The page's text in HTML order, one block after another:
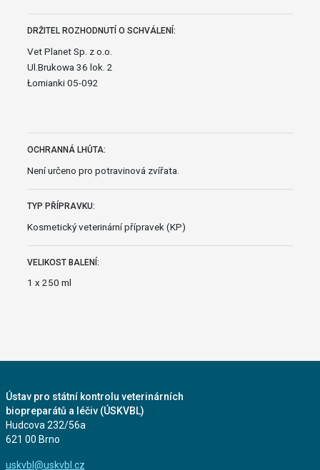
DRŽITEL ROZHODNUTÍ O SCHVÁLENÍ:
Vet Planet Sp. z o.o.
Ul.Brukowa 36 lok. 2
Łomianki 05-092
OCHRANNÁ LHŮTA:
Není určeno pro potravinová zvířata.
TYP PŘÍPRAVKU:
Kosmetický veterinární přípravek (KP)
VELIKOST BALENÍ:
1 x 250 ml
Ústav pro státní kontrolu veterinárních
biopreparátů a léčiv (ÚSKVBL)
Hudcova 232/56a
621 00 Brno
uskvbl@uskvbl.cz